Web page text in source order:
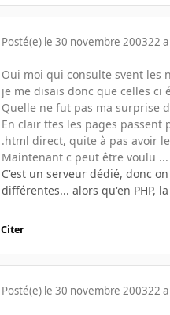
Posté(e) le 30 novembre 200322 a
Oui moi qui consulte svent les
je me disais donc que celles ci
Quelle ne fut pas ma surprise
En clair ttes les pages
.html direct, quite à pas avoir
Maintenant c peut être voulu ...
C'est un serveur dédié, donc
différentes... alors qu'en PHP,
Citer
Posté(e) le 30 novembre 200322 a